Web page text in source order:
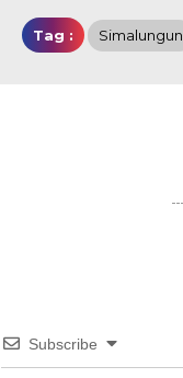
Tag : Simalungun
Subscribe